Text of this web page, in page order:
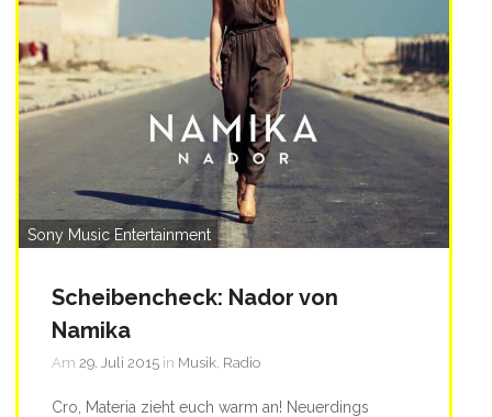
Sony Music Entertainment
Scheibencheck: Nador von
Namika
Am 29. Juli 2015 in Musik Radio
Cro, Materia zieht euch warm an! Neuerdings